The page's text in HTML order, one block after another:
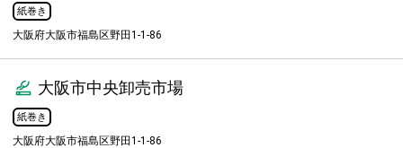
紙巻き
大阪府大阪市福島区野田1-1-86
大阪市中央卸売市場
紙巻き
大阪府大阪市福島区野田1-1-86